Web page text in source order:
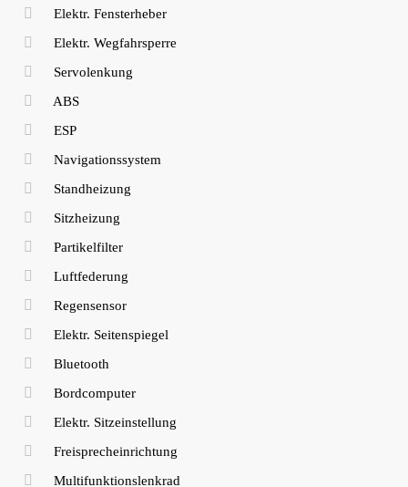
Elektr. Fensterheber
Elektr. Wegfahrsperre
Servolenkung
ABS
ESP
Navigationssystem
Standheizung
Sitzheizung
Partikelfilter
Luftfederung
Regensensor
Elektr. Seitenspiegel
Bluetooth
Bordcomputer
Elektr. Sitzeinstellung
Freisprecheinrichtung
Multifunktionslenkrad